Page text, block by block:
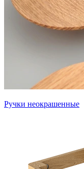
Ручки неокрашенные